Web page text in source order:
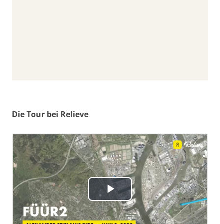
Die Tour bei Relieve